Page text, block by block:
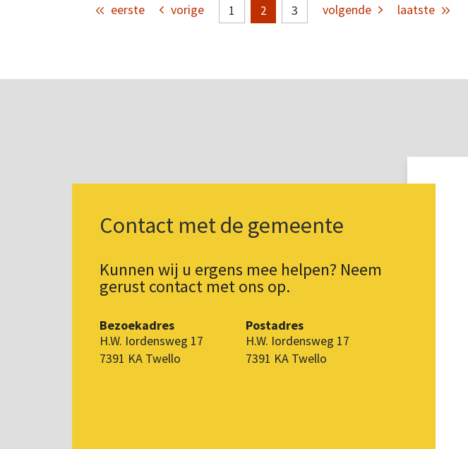
eerste vorige 1 2 3 volgende laatste
Contact met de gemeente
Kunnen wij u ergens mee helpen? Neem
gerust contact met ons op.
Bezoekadres
H.W. Iordensweg 17
7391 KA Twello
Postadres
H.W. Iordensweg 17
7391 KA Twello